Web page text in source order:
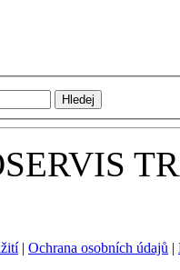
| Ochrana osobních údajů |